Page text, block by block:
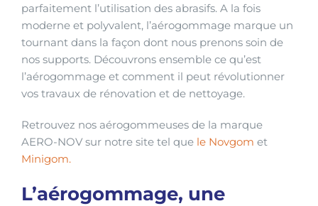
parfaitement l’utilisation des abrasifs. A la fois
moderne et polyvalent, l’aérogommage marque un
tournant dans la façon dont nous prenons soin de
nos supports. Découvrons ensemble ce qu’est
l’aérogommage et comment il peut révolutionner
vos travaux de rénovation et de nettoyage.
Retrouvez nos aérogommeuses de la marque
AERO-NOV sur notre site tel que le Novgom et
Minigom.
L’aérogommage, une